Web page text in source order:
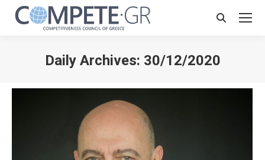
Search:
Daily Archives: 30/12/2020